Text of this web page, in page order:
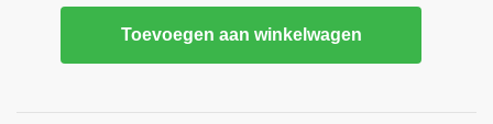
Toevoegen aan winkelwagen